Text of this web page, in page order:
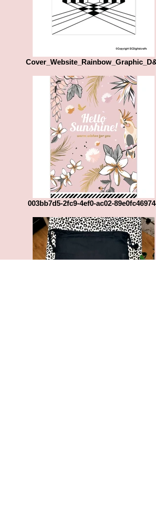
003bb7d5-2fc9-4ef0-ac02-89e0fc469744